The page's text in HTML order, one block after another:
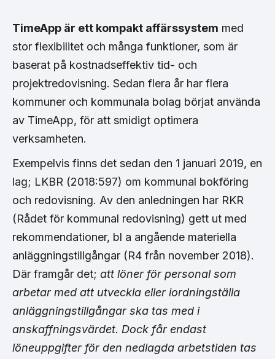
TimeApp är ett kompakt affärssystem med
stor flexibilitet och många funktioner, som är
baserat på kostnadseffektiv tid- och
projektredovisning. Sedan flera år har flera
kommuner och kommunala bolag börjat använda
av TimeApp, för att smidigt optimera
verksamheten.
Exempelvis finns det sedan den 1 januari 2019, en
lag; LKBR (2018:597) om kommunal bokföring
och redovisning. Av den anledningen har RKR
(Rådet för kommunal redovisning) gett ut med
rekommendationer, bl a angående materiella
anläggningstillgångar (R4 från november 2018).
Där framgår det; att löner för personal som
arbetar med att utveckla eller iordningställa
anläggningstillgångar ska tas med i
anskaffningsvärdet. Dock får endast
löneuppgifter för den nedlagda arbetstiden tas